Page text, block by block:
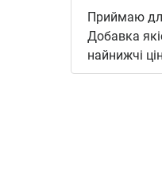
Приймаю
Добавка
найнижчі